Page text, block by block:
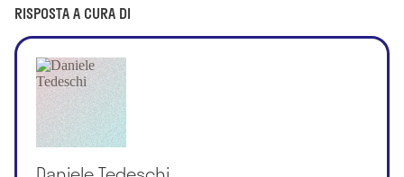
RISPOSTA A CURA DI